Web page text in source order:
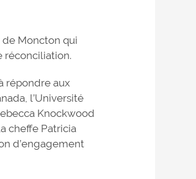
Moncton qui
réconciliation.
répondre aux
l’Université
Knockwood
cheffe Patricia
d’engagement